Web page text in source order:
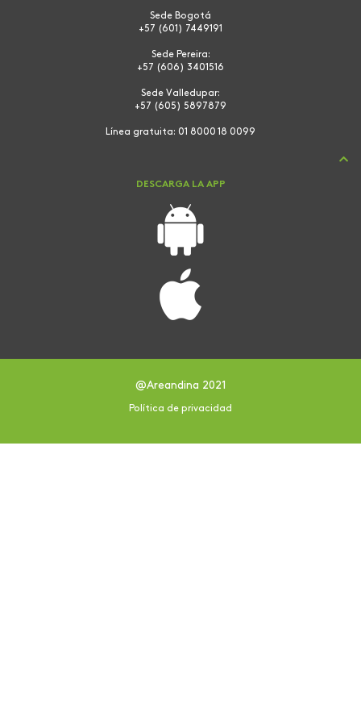
Sede Bogotá
+57 (601) 7449191
Sede Pereira:
+57 (606) 3401516
Sede Valledupar:
+57 (605) 5897879
Línea gratuita: 01 8000 18 0099
DESCARGA LA APP
@Areandina 2021
Política de privacidad